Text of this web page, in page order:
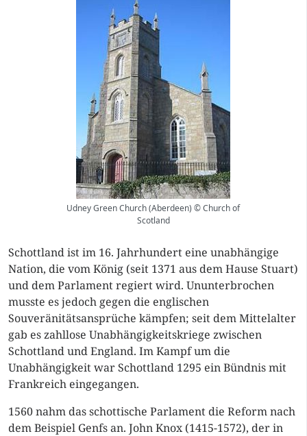
Udney Green Church (Aberdeen) © Church of
Scotland
Schottland ist im 16. Jahrhundert eine unabhängige
Nation, die vom König (seit 1371 aus dem Hause Stuart)
und dem Parlament regiert wird. Ununterbrochen
musste es jedoch gegen die englischen
Souveränitätsansprüche kämpfen; seit dem Mittelalter
gab es zahllose Unabhängigkeitskriege zwischen
Schottland und England. Im Kampf um die
Unabhängigkeit war Schottland 1295 ein Bündnis mit
Frankreich eingegangen.
1560 nahm das schottische Parlament die Reform nach
dem Beispiel Genfs an. John Knox (1415-1572), der in